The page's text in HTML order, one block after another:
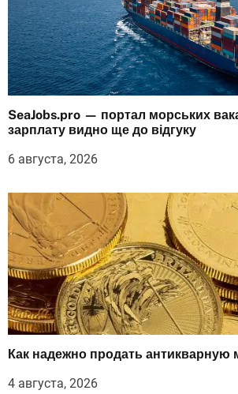
SeaJobs.pro — портал морських
зарплату видно ще до відгуку
6 августа, 2026
Как надежно продать антикварную
4 августа, 2026